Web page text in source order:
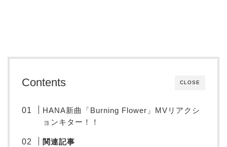
CLOSE
Contents
HANA新曲「Burning Flower」MVリアクシ
ョンキター！！
関連記事